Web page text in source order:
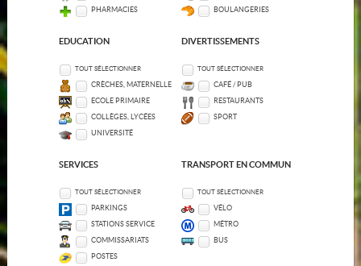
PHARMACIES BOULANGERIES
EDUCATION
TOUT SÉLECTIONNER
CRÈCHES, MATERNELLE
ECOLE PRIMAIRE
COLLÈGES, LYCÉES
UNIVERSITÉ
DIVERTISSEMENTS
TOUT SÉLECTIONNER
CAFÉ / PUB
RESTAURANTS
SPORT
SERVICES
TOUT SÉLECTIONNER
PARKINGS
STATIONS SERVICE
COMMISSARIATS
POSTES
TRANSPORT EN COMMUN
TOUT SÉLECTIONNER
VÉLO
MÉTRO
BUS